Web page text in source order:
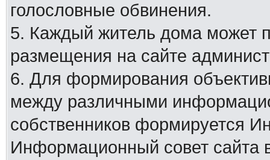
голословные обвинения.
5. Каждый житель дома может
размещения на сайте
6. Для формирования
между различными
собственников формируется
Информационный совет сайта